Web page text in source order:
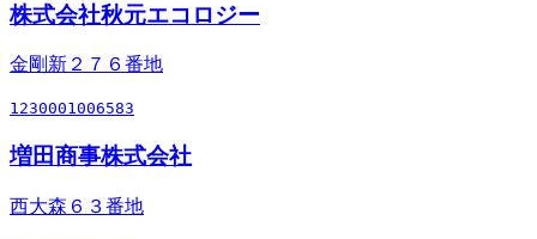
株式会社秋元エコロジー
金剛新２７６番地
1230001006583
増田商事株式会社
西大森６３番地